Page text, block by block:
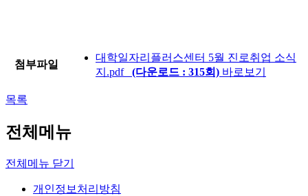
첨부파일
대학일자리플러스센터 5월 진로취업 소식
지.pdf
(다운로드 : 315회) 바로보기
목록
전체메뉴
전체메뉴 닫기
개인정보처리방침